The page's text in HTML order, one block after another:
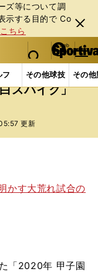
ズ等について調
⽰する⽬的で Co
ちら
閉じ
る
web Sportiva (webスポルティーバ)
検索
マイペ
ー
ジ
メニュ
フ その他球技 その
甲子園で球児たちに聞
スパイク」
更新
かす大荒れ試合の
「2020年 甲子園